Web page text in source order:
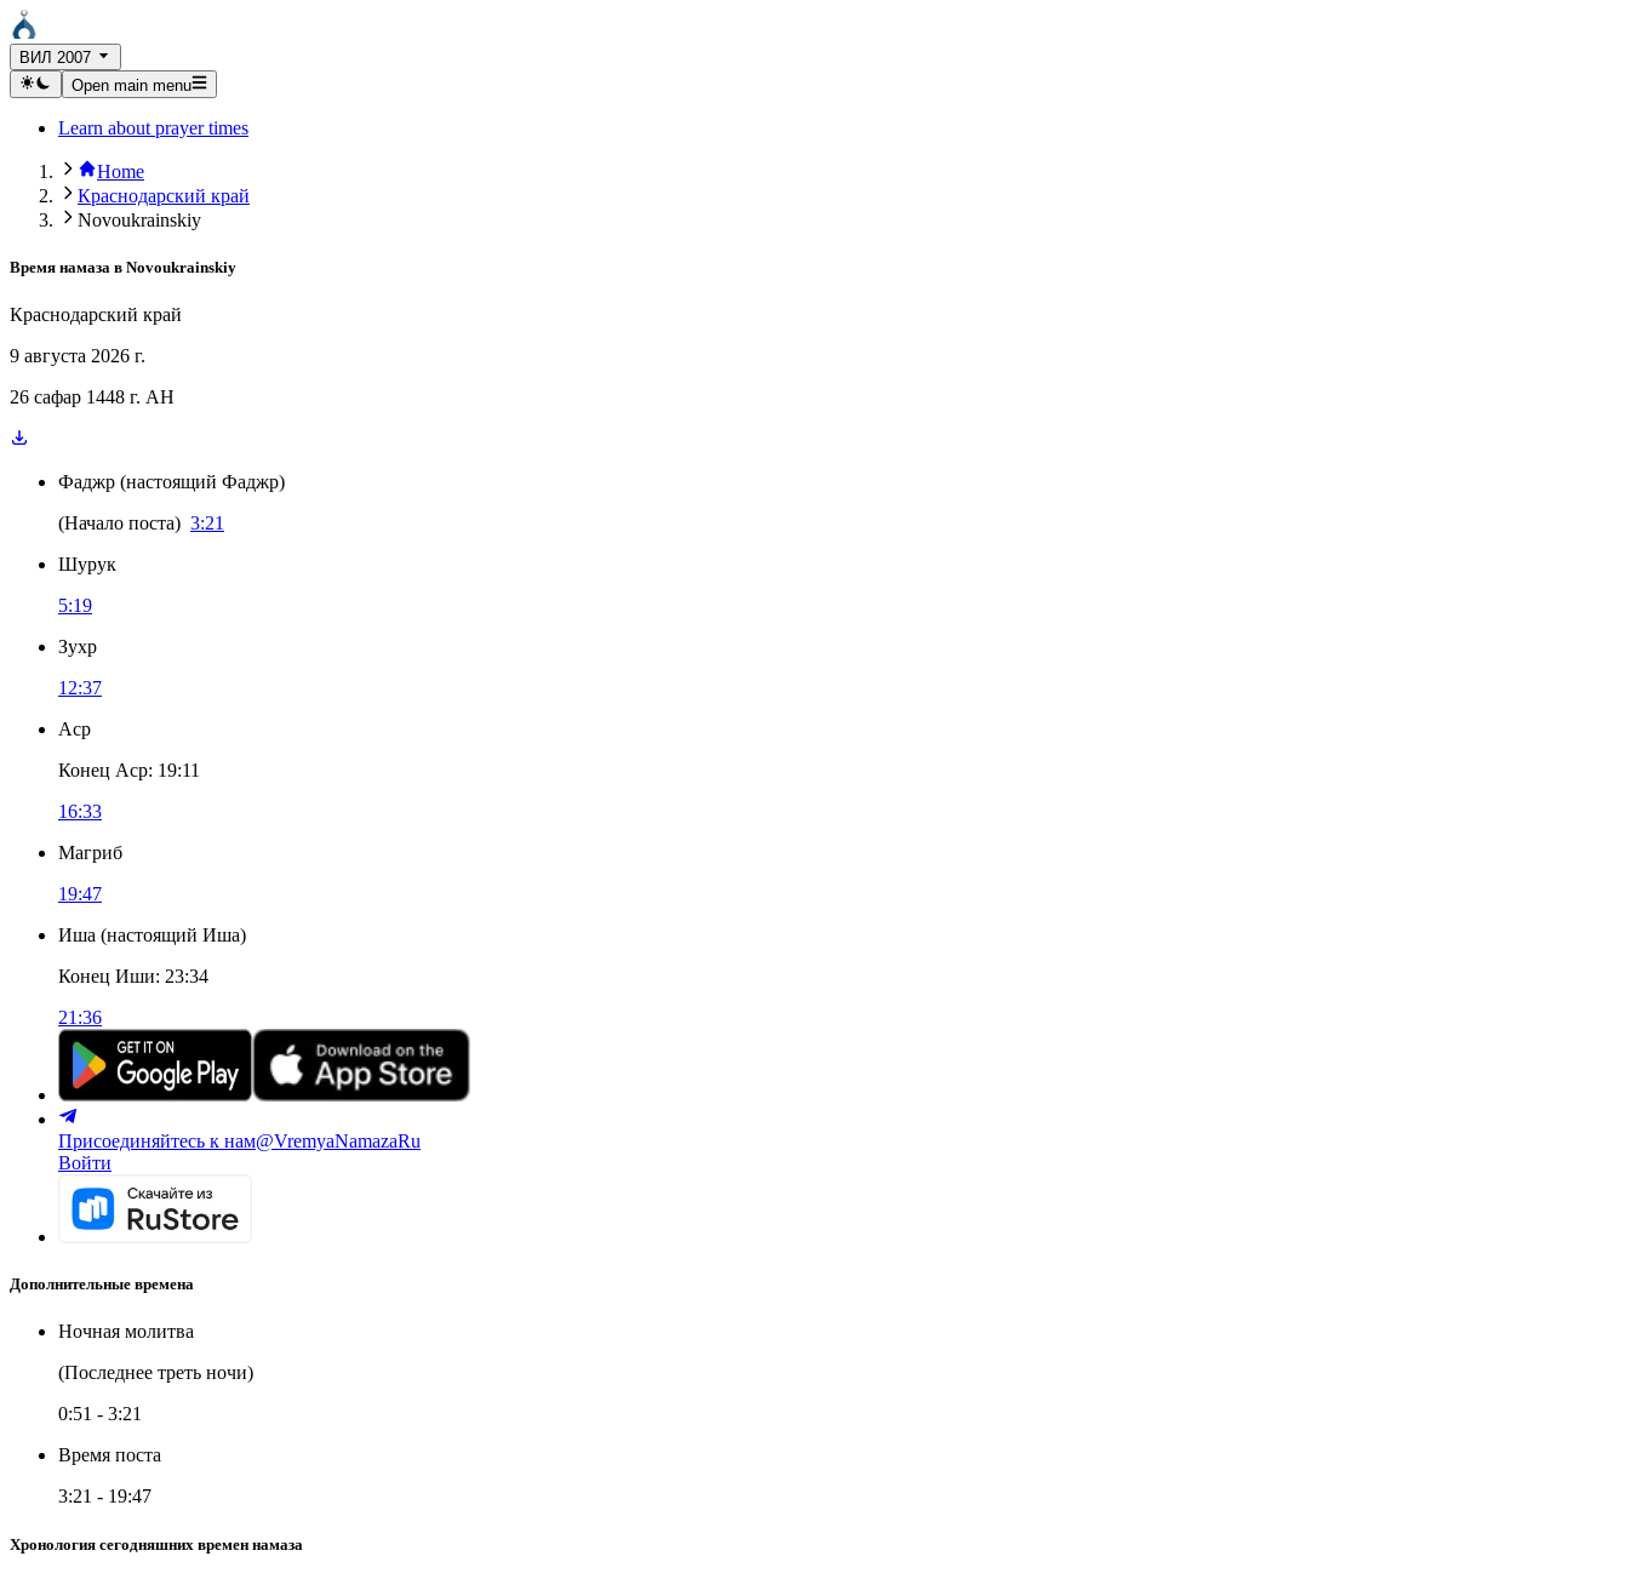
ВИЛ 2007
Open main menu
Learn about prayer times
Home
Краснодарский край
Novoukrainskiy
Время намаза в Novoukrainskiy
Краснодарский край
9 августа 2026 г.
26 сафар 1448 г. AH
Фаджр (настоящий Фаджр)
(Начало поста) 3:21
Шурук
5:19
Зухр
12:37
Аср
Конец Аср: 19:11
16:33
Магриб
19:47
Иша (настоящий Иша)
Конец Иши: 23:34
21:36
Присоединяйтесь к нам@VremyaNamazaRu
Войти
Дополнительные времена
Ночная молитва
(Последнее треть ночи)
0:51 - 3:21
Время поста
3:21 - 19:47
Хронология сегодняшних времен намаза